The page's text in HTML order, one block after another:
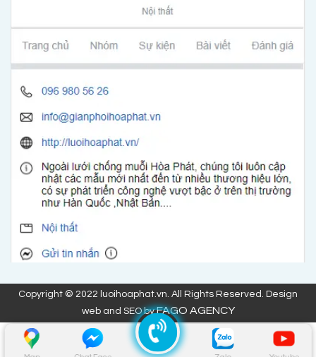
Copyright © 2022 luoihoaphat.vn. All Rights Reserved. Design
web and SEO byFAGO AGENCY